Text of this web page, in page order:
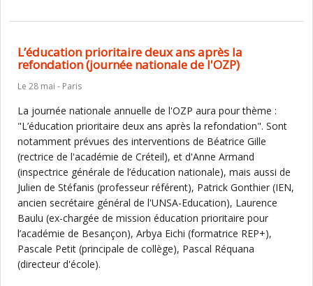
L’éducation prioritaire deux ans après la
refondation (journée nationale de l'OZP)
Le 28 mai - Paris
La journée nationale annuelle de l'OZP aura pour thème :
"L’éducation prioritaire deux ans après la refondation". Sont
notamment prévues des interventions de Béatrice Gille
(rectrice de l'académie de Créteil), et d'Anne Armand
(inspectrice générale de l’éducation nationale), mais aussi de
Julien de Stéfanis (professeur référent), Patrick Gonthier (IEN,
ancien secrétaire général de l'UNSA-Education), Laurence
Baulu (ex-chargée de mission éducation prioritaire pour
l’académie de Besançon), Arbya Eichi (formatrice REP+),
Pascale Petit (principale de collège), Pascal Réquana
(directeur d'école).